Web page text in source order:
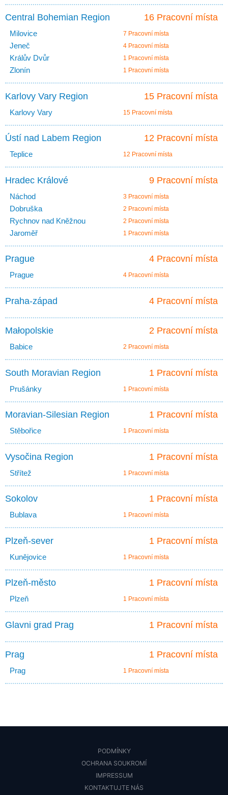
16 Pracovní místa
Central Bohemian Region
Milovice 7 Pracovní místa
Jeneč 4 Pracovní místa
Králův Dvůr 1 Pracovní místa
Zlonín 1 Pracovní místa
15 Pracovní místa
Karlovy Vary Region
Karlovy Vary 15 Pracovní místa
12 Pracovní místa
Ústí nad Labem Region
Teplice 12 Pracovní místa
9 Pracovní místa
Hradec Králové
Náchod 3 Pracovní místa
Dobruška 2 Pracovní místa
Rychnov nad Kněžnou 2 Pracovní místa
Jaroměř 1 Pracovní místa
4 Pracovní místa
Prague
Prague 4 Pracovní místa
4 Pracovní místa
Praha-západ
2 Pracovní místa
Małopolskie
Babice 2 Pracovní místa
1 Pracovní místa
South Moravian Region
Prušánky 1 Pracovní místa
1 Pracovní místa
Moravian-Silesian Region
Stěbořice 1 Pracovní místa
1 Pracovní místa
Vysočina Region
Střítež 1 Pracovní místa
1 Pracovní místa
Sokolov
Bublava 1 Pracovní místa
1 Pracovní místa
Plzeň-sever
Kunějovice 1 Pracovní místa
1 Pracovní místa
Plzeň-město
Plzeň 1 Pracovní místa
1 Pracovní místa
Glavni grad Prag
1 Pracovní místa
Prag
Prag 1 Pracovní místa
PODMÍNKY
OCHRANA SOUKROMÍ
IMPRESSUM
KONTAKTUJTE NÁS